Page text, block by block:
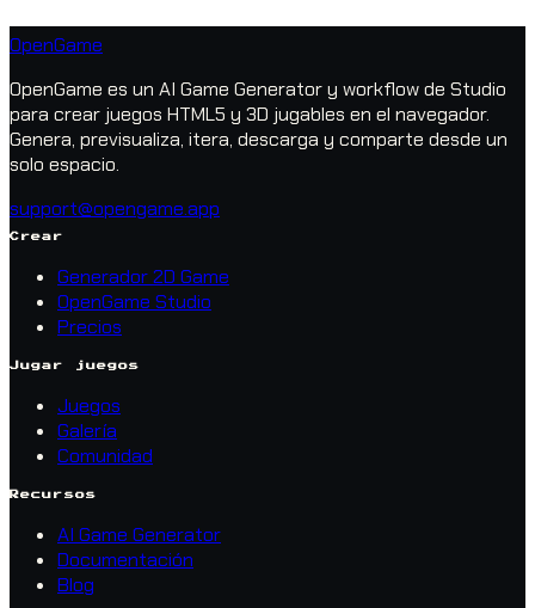
OpenGame
OpenGame es un AI Game Generator y workflow de Studio
para crear juegos HTML5 y 3D jugables en el navegador.
Genera, previsualiza, itera, descarga y comparte desde un
solo espacio.
support@opengame.app
Crear
Generador 2D Game
OpenGame Studio
Precios
Jugar juegos
Juegos
Galería
Comunidad
Recursos
AI Game Generator
Documentación
Blog